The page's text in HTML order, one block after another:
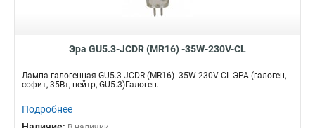
Эра GU5.3-JCDR (MR16) -35W-230V-CL
Лампа галогенная GU5.3-JCDR (MR16) -35W-230V-CL ЭРА (галоген,
софит, 35Вт, нейтр, GU5.3)Галоген...
Подробнее